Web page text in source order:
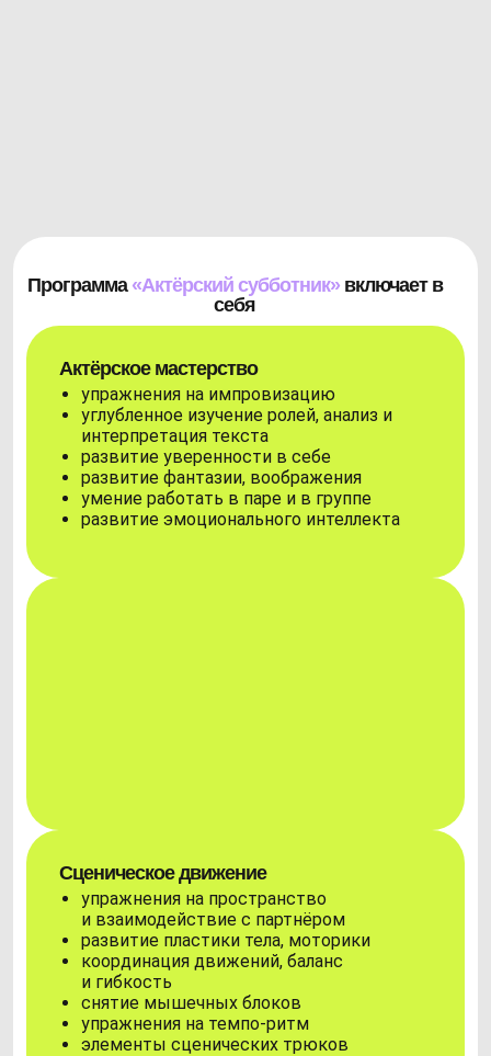
Программа «Актёрский субботник» включает в
себя
Актёрское мастерство
упражнения на импровизацию
углубленное изучение ролей, анализ и
интерпретация текста
развитие уверенности в себе
развитие фантазии, воображения
умение работать в паре и в группе
развитие эмоционального интеллекта
Сценическое движение
упражнения на пространство
и взаимодействие с партнёром
развитие пластики тела, моторики
координация движений, баланс
и гибкость
снятие мышечных блоков
упражнения на темпо-ритм
элементы сценических трюков